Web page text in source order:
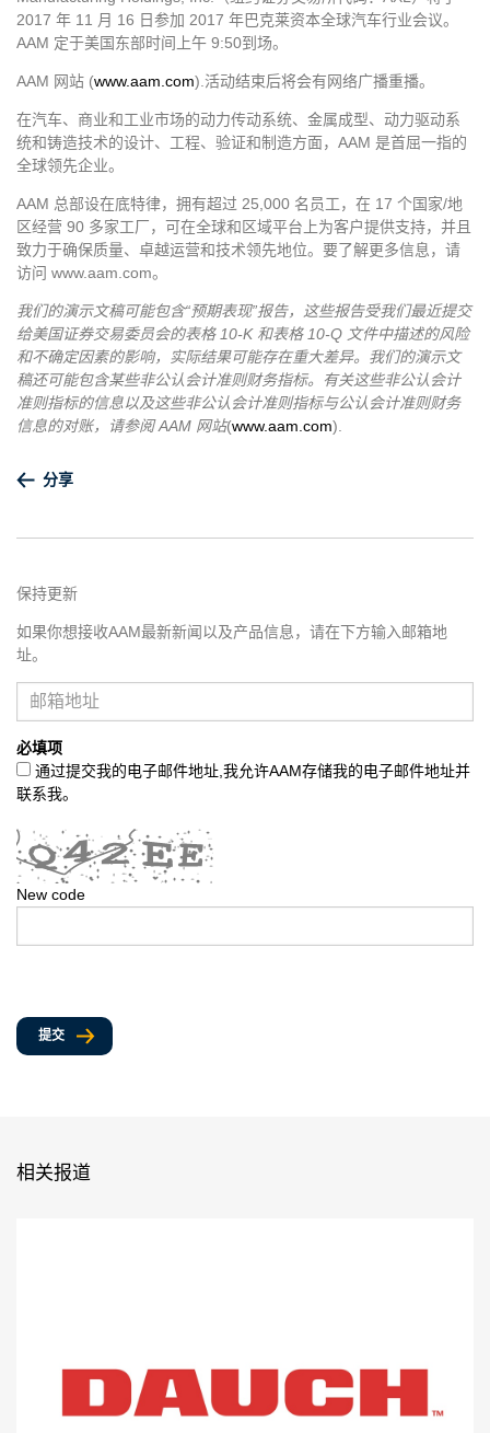
2017 年 11 月 16 日参加 2017 年巴克莱资本全球汽车行业会议。
AAM 定于美国东部时间上午 9:50到场。
AAM 网站 (www.aam.com).活动结束后将会有网络广播重播。
在汽车、商业和工业市场的动力传动系统、金属成型、动力驱动系
统和铸造技术的设计、工程、验证和制造方面，AAM 是首屈一指的
全球领先企业。
AAM 总部设在底特律，拥有超过 25,000 名员工，在 17 个国家/地
区经营 90 多家工厂，可在全球和区域平台上为客户提供支持，并且
致力于确保质量、卓越运营和技术领先地位。要了解更多信息，请
访问 www.aam.com。
我们的演示文稿可能包含“预期表现”报告，这些报告受我们最近提交
给美国证券交易委员会的表格 10-K 和表格 10-Q 文件中描述的风险
和不确定因素的影响，实际结果可能存在重大差异。我们的演示文
稿还可能包含某些非公认会计准则财务指标。有关这些非公认会计
准则指标的信息以及这些非公认会计准则指标与公认会计准则财务
信息的对账，请参阅 AAM 网站(www.aam.com).
分享
保持更新
如果你想接收AAM最新新闻以及产品信息，请在下方输入邮箱地
址。
必填项
通过提交我的电子邮件地址,我允许AAM存储我的电子邮件地址并
联系我。
New code
提交
相关报道